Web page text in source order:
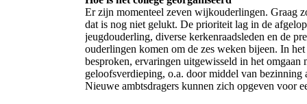
Er zijn momenteel zeven wijkouderlingen. Graag
dat is nog niet gelukt. De prioriteit lag in de
jeugdouderling, diverse kerkenraadsleden en de
ouderlingen komen om de zes weken bijeen. In
besproken, ervaringen uitgewisseld in het omgaan
geloofsverdieping, o.a. door middel van bezinning
Nieuwe ambtsdragers kunnen zich opgeven voor